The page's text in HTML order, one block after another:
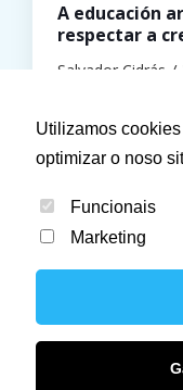
A educación
respectar a
Salvador Cidrás
Utilizamos
optimizar o noso
Funcionais
Marketing